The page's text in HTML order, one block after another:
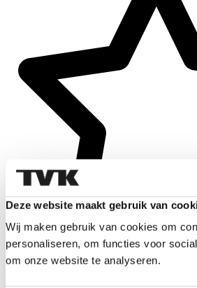
Deze website maakt gebruik van
Wij maken gebruik van cookies om
personaliseren, om functies voor
om onze website te analyseren.